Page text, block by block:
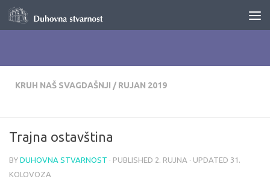
Skip to content
KRUH NAŠ SVAGDAŠNJI / RUJAN 2019
Trajna ostavština
BY DUHOVNA STVARNOST · PUBLISHED 2. RUJNA · UPDATED 31.
KOLOVOZA